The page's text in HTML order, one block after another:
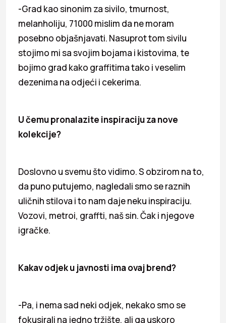
-Grad kao sinonim za sivilo, tmurnost,
melanholiju, 71000 mislim da ne moram
posebno objašnjavati. Nasuprot tom sivilu
stojimo mi sa svojim bojama i kistovima, te
bojimo grad kako graffitima tako i veselim
dezenima na odjeći i cekerima.
U čemu pronalazite inspiraciju za nove
kolekcije?
Doslovno u svemu što vidimo. S obzirom na to,
da puno putujemo, nagledali smo se raznih
uličnih stilova i to nam daje neku inspiraciju.
Vozovi, metroi, graffti, naš sin. Čak i njegove
igračke.
Kakav odjek u javnosti ima ovaj brend?
-Pa, i nema sad neki odjek, nekako smo se
fokusirali na jedno tržište, ali ga uskoro